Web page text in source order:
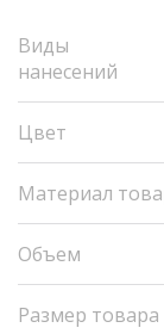
Виды
нанесений
Цвет
Материал
Объем
Размер товара